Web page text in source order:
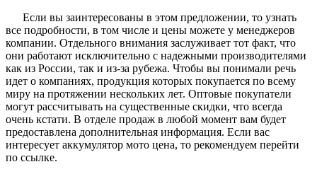
Если вы заинтересованы в этом предложении, то узнать
все подробности, в том числе и цены можете у менеджеров
компании. Отдельного внимания заслуживает тот факт, что
они работают исключительно с надежными производителями
как из России, так и из-за рубежа. Чтобы вы понимали речь
идет о компаниях, продукция которых покупается по всему
миру на протяжении нескольких лет. Оптовые покупатели
могут рассчитывать на существенные скидки, что всегда
очень кстати. В отделе продаж в любой момент вам будет
предоставлена дополнительная информация. Если вас
интересует аккумулятор мото цена, то рекомендуем перейти
по ссылке.